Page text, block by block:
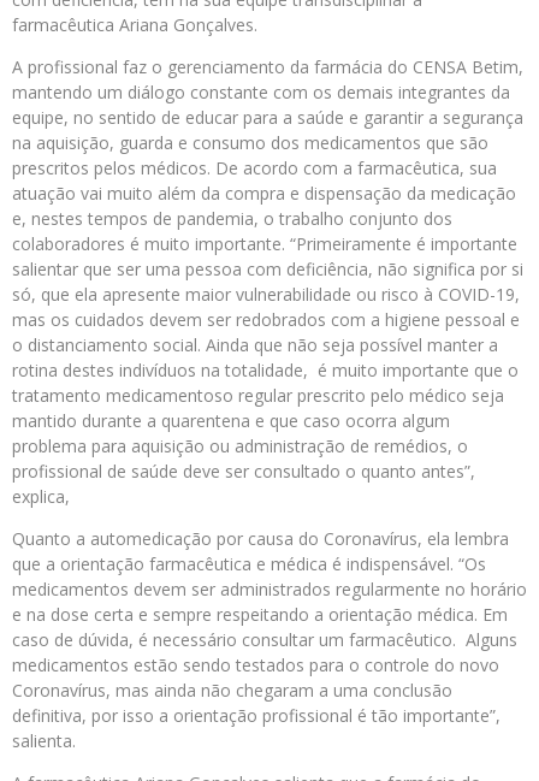
farmacêutica Ariana Gonçalves.
A profissional faz o gerenciamento da farmácia do CENSA Betim,
mantendo um diálogo constante com os demais integrantes da
equipe, no sentido de educar para a saúde e garantir a segurança
na aquisição, guarda e consumo dos medicamentos que são
prescritos pelos médicos. De acordo com a farmacêutica, sua
atuação vai muito além da compra e dispensação da medicação
e, nestes tempos de pandemia, o trabalho conjunto dos
colaboradores é muito importante. “Primeiramente é importante
salientar que ser uma pessoa com deficiência, não significa por si
só, que ela apresente maior vulnerabilidade ou risco à COVID-19,
mas os cuidados devem ser redobrados com a higiene pessoal e
o distanciamento social. Ainda que não seja possível manter a
rotina destes indivíduos na totalidade, é muito importante que o
tratamento medicamentoso regular prescrito pelo médico seja
mantido durante a quarentena e que caso ocorra algum
problema para aquisição ou administração de remédios, o
profissional de saúde deve ser consultado o quanto antes”,
explica,
Quanto a automedicação por causa do Coronavírus, ela lembra
que a orientação farmacêutica e médica é indispensável. “Os
medicamentos devem ser administrados regularmente no horário
e na dose certa e sempre respeitando a orientação médica. Em
caso de dúvida, é necessário consultar um farmacêutico. Alguns
medicamentos estão sendo testados para o controle do novo
Coronavírus, mas ainda não chegaram a uma conclusão
definitiva, por isso a orientação profissional é tão importante”,
salienta.